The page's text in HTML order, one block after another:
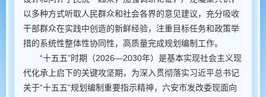
以多种方式听取人民群众和社会各界的意见建议，充分吸收
干部群众在实践中创造的新鲜经验，注重目标任务和政策举
措的系统性整体性协同性，高质量完成规划编制工作。
“十五五”时期（2026—2030年）是基本实现社会主义现
代化承上启下的关键攻坚期，为深入贯彻落实习近平总书记
关于“十五五”规划编制重要指示精神，六安市发改委现面向